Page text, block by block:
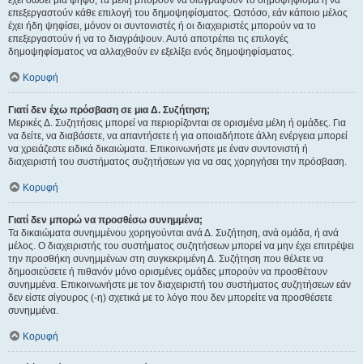
επεξεργαστούν κάθε επιλογή του δημοψηφίσματος. Ωστόσο, εάν κάποιο μέλος
έχει ήδη ψηφίσει, μόνον οι συντονιστές ή οι διαχειριστές μπορούν να το
επεξεργαστούν ή να το διαγράψουν. Αυτό αποτρέπει τις επιλογές
δημοψηφίσματος να αλλαχθούν εν εξελίξει ενός δημοψηφίσματος.
Κορυφή
Γιατί δεν έχω πρόσβαση σε μια Δ. Συζήτηση;
Μερικές Δ. Συζητήσεις μπορεί να περιορίζονται σε ορισμένα μέλη ή ομάδες. Για
να δείτε, να διαβάσετε, να απαντήσετε ή για οποιαδήποτε άλλη ενέργεια μπορεί
να χρειάζεστε ειδικά δικαιώματα. Επικοινωνήστε με έναν συντονιστή ή
διαχειριστή του συστήματος συζητήσεων για να σας χορηγήσει την πρόσβαση.
Κορυφή
Γιατί δεν μπορώ να προσθέσω συνημμένα;
Τα δικαιώματα συνημμένου χορηγούνται ανά Δ. Συζήτηση, ανά ομάδα, ή ανά
μέλος. Ο διαχειριστής του συστήματος συζητήσεων μπορεί να μην έχει επιτρέψει
την προσθήκη συνημμένων στη συγκεκριμένη Δ. Συζήτηση που θέλετε να
δημοσιεύσετε ή πιθανόν μόνο ορισμένες ομάδες μπορούν να προσθέτουν
συνημμένα. Επικοινωνήστε με τον διαχειριστή του συστήματος συζητήσεων εάν
δεν είστε σίγουρος (-η) σχετικά με το λόγο που δεν μπορείτε να προσθέσετε
συνημμένα.
Κορυφή